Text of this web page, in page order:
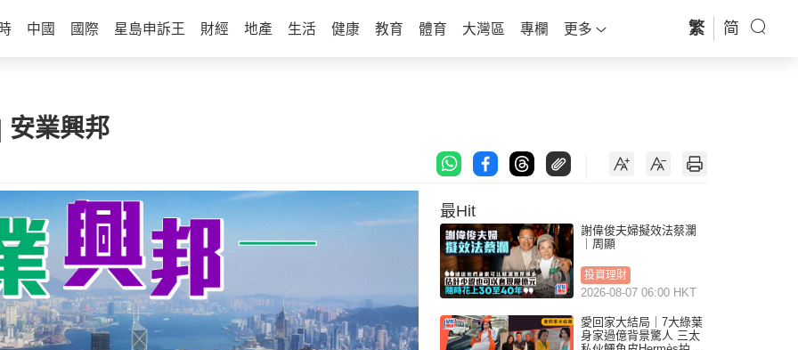
中國 國際 星島申訴王 財經 地產 生活 健康 教育 體育 大灣區 專欄 更多 繁 简
安業興邦
最Hit
謝偉俊夫婦擬效法蔡瀾
｜周顯
投資理財
2026-08-07 06:00 HKT
愛回家大結局｜7大綠葉
身家過億背景驚人 三太